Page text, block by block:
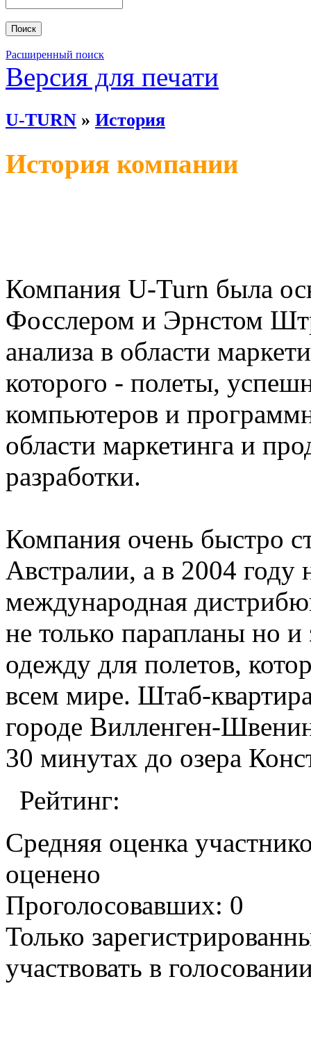
Расширенный поиск
Версия для печати
U-TURN » История
История компании
Компания U-Turn была
Фосслером и Эрнстом
анализа в области
которого - полеты,
компьютеров и
области маркетинга и
разработки.
Компания очень быстро
Австралии, а в 2004 году
международная
не только парапланы но
одежду для полетов,
всем мире. Штаб-
городе Вилленген-
30 минутах до озера
Рейтинг:
Средняя оценка
оценено
Проголосовавших: 0
Только
участвовать в